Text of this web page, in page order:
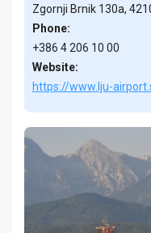
Zgornji Brnik 130a,
Phone:
+386 4 206 10 00
Website:
https://www.lju-